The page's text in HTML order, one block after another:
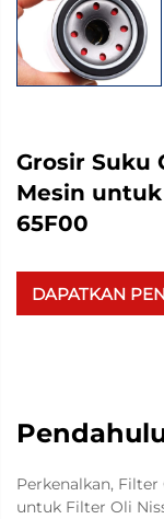
Grosir Suku
Mesin untuk
65F00
DAPATKAN
Perkenalkan,
untuk Filter Oli